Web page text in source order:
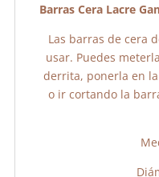
Barras Cera Lacre
Las barras de cera
usar. Puedes
derrita, ponerla en
o ir cortando la